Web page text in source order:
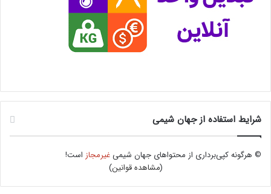
شرایط استفاده از جهان شیمی
© هرگونه کپی‌برداری از محتواهای جهان شیمیغیرمجاز است!
(مشاهده قوانین)